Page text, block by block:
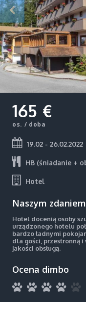
165 €
os. / doba
19.02 - 26.02.2022
HB (śniadanie +
Hotel
Naszym zdaniem
Hotel docenią osoby
urządzonego hotelu
bardzo ładnymi
dla gości, przestronną
jakości obsługą.
Ocena dimbo